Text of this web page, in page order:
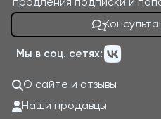
продления подписки и
Мы в соц. сетях:
О сайте и отзывы
Наши продавцы